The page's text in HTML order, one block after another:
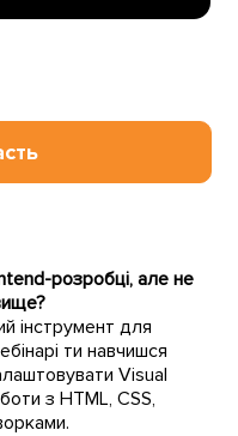
розробці, але не
інструмент для
ти навчишся
Visual
з HTML, CSS,